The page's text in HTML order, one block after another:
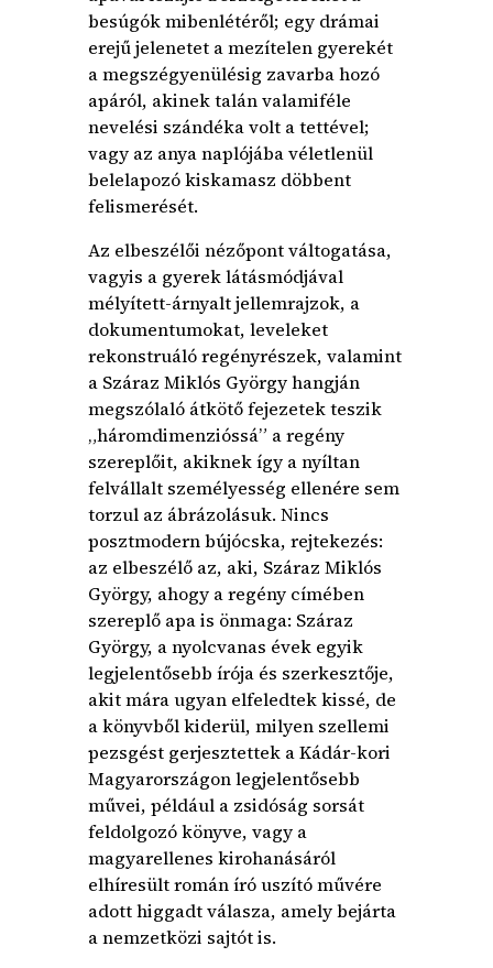
besúgók mibenlétéről; egy drámai
erejű jelenetet a mezítelen gyerekét
a megszégyenülésig zavarba hozó
apáról, akinek talán valamiféle
nevelési szándéka volt a tettével;
vagy az anya naplójába véletlenül
belelapozó kiskamasz döbbent
felismerését.
Az elbeszélői nézőpont váltogatása,
vagyis a gyerek látásmódjával
mélyített-árnyalt jellemrajzok, a
dokumentumokat, leveleket
rekonstruáló regényrészek, valamint
a Száraz Miklós György hangján
megszólaló átkötő fejezetek teszik
„háromdimenzióssá” a regény
szereplőit, akiknek így a nyíltan
felvállalt személyesség ellenére sem
torzul az ábrázolásuk. Nincs
posztmodern bújócska, rejtekezés:
az elbeszélő az, aki, Száraz Miklós
György, ahogy a regény címében
szereplő apa is önmaga: Száraz
György, a nyolcvanas évek egyik
legjelentősebb írója és szerkesztője,
akit mára ugyan elfeledtek kissé, de
a könyvből kiderül, milyen szellemi
pezsgést gerjesztettek a Kádár-kori
Magyarországon legjelentősebb
művei, például a zsidóság sorsát
feldolgozó könyve, vagy a
magyarellenes kirohanásáról
elhíresült román író uszító művére
adott higgadt válasza, amely bejárta
a nemzetközi sajtót is.